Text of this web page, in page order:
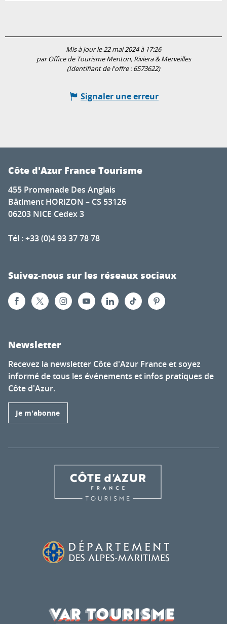
Mis à jour le 22 mai 2024 à 17:26
par Office de Tourisme Menton, Riviera & Merveilles
(Identifiant de l'offre :6573622)
Signaler une erreur
Côte d'Azur France Tourisme
455 Promenade Des Anglais
Bâtiment HORIZON – CS 53126
06203 NICE Cedex 3
Tél : +33 (0)4 93 37 78 78
Suivez-nous sur les réseaux sociaux
Newsletter
Recevez la newsletter Côte d'Azur France et soyez
informé de tous les événements et infos pratiques de
Côte d'Azur.
Je m'abonne